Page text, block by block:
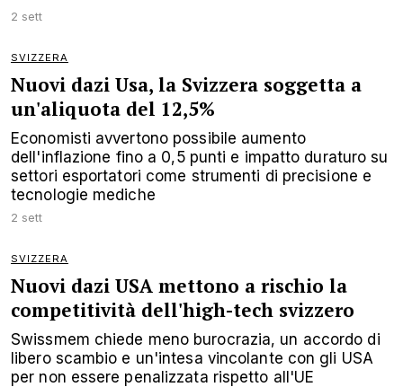
2 sett
SVIZZERA
Nuovi dazi Usa, la Svizzera soggetta a
un'aliquota del 12,5%
Economisti avvertono possibile aumento
dell'inflazione fino a 0,5 punti e impatto duraturo su
settori esportatori come strumenti di precisione e
tecnologie mediche
2 sett
SVIZZERA
Nuovi dazi USA mettono a rischio la
competitività dell'high-tech svizzero
Swissmem chiede meno burocrazia, un accordo di
libero scambio e un'intesa vincolante con gli USA
per non essere penalizzata rispetto all'UE